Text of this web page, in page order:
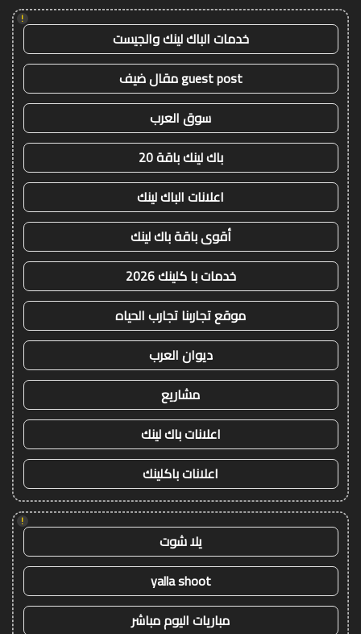
!
خدمات الباك لينك والجيست
guest post مقال ضيف
سوق العرب
باك لينك باقة 20
اعلانات الباك لينك
أقوى باقة باك لينك
خدمات با كلينك 2026
موقع تجاربنا تجارب الحياه
ديوان العرب
مشاريع
اعلانات باك لينك
اعلانات باكلينك
!
يلا شوت
yalla shoot
مباريات اليوم مباشر